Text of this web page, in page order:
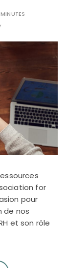
for
pour
de nos
et son rôle